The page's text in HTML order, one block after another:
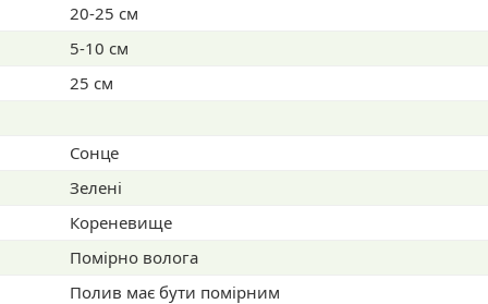
20-25 см
5-10 см
25 см
Сонце
Зелені
Кореневище
Помірно волога
Полив має бути помірним